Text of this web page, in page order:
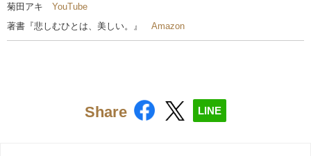
菊田アキ YouTube
著書『悲しむひとは、美しい。』 Amazon
Share LINE